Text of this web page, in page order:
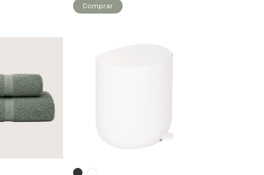
Comprar